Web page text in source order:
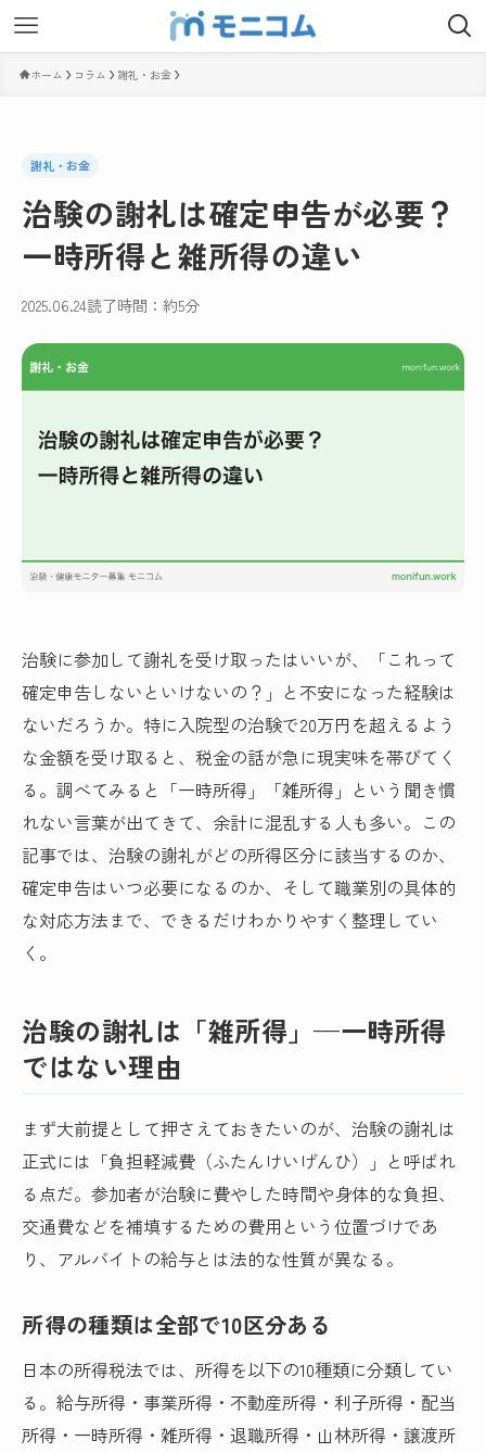
ホーム コラム 謝礼・お金
謝礼・お金
治験の謝礼は確定申告が必要？
一時所得と雑所得の違い
2025.06.24読了時間：約5分
治験に参加して謝礼を受け取ったはいいが、「これって
確定申告しないといけないの？」と不安になった経験は
ないだろうか。特に入院型の治験で20万円を超えるよう
な金額を受け取ると、税金の話が急に現実味を帯びてく
る。調べてみると「一時所得」「雑所得」という聞き慣
れない言葉が出てきて、余計に混乱する人も多い。この
記事では、治験の謝礼がどの所得区分に該当するのか、
確定申告はいつ必要になるのか、そして職業別の具体的
な対応方法まで、できるだけわかりやすく整理してい
く。
治験の謝礼は「雑所得」—一時所得
ではない理由
まず大前提として押さえておきたいのが、治験の謝礼は
正式には「負担軽減費（ふたんけいげんひ）」と呼ばれ
る点だ。参加者が治験に費やした時間や身体的な負担、
交通費などを補填するための費用という位置づけであ
り、アルバイトの給与とは法的な性質が異なる。
所得の種類は全部で10区分ある
日本の所得税法では、所得を以下の10種類に分類してい
る。給与所得・事業所得・不動産所得・利子所得・配当
所得・一時所得・雑所得・退職所得・山林所得・譲渡所